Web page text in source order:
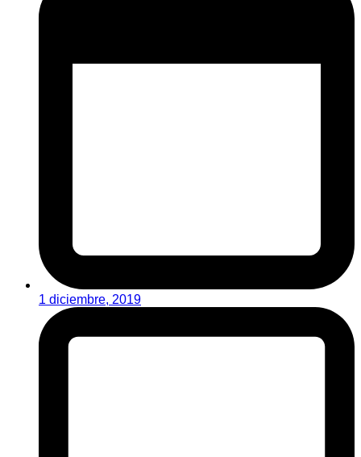
1 diciembre, 2019